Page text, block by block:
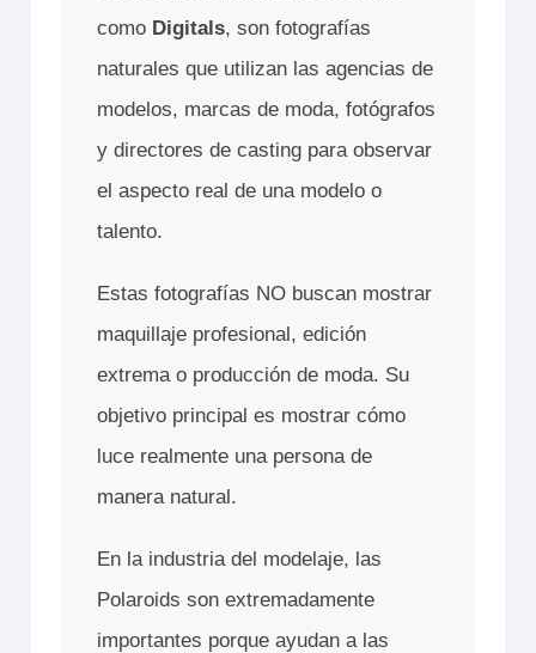
como Digitals, son fotografías
naturales que utilizan las agencias de
modelos, marcas de moda, fotógrafos
y directores de casting para observar
el aspecto real de una modelo o
talento.
Estas fotografías NO buscan mostrar
maquillaje profesional, edición
extrema o producción de moda. Su
objetivo principal es mostrar cómo
luce realmente una persona de
manera natural.
En la industria del modelaje, las
Polaroids son extremadamente
importantes porque ayudan a las